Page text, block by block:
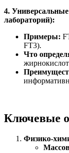
4.
лабораторий):
Примеры:
FT3).
Что
Ключевые
Физико-